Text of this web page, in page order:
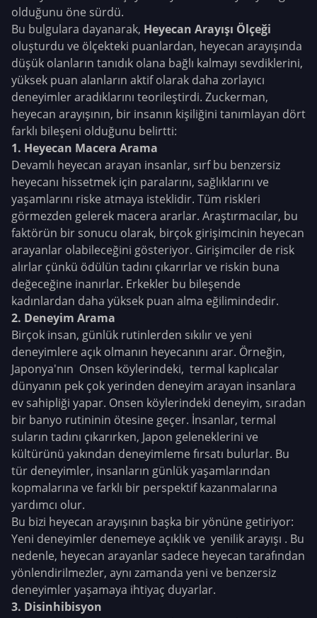
olduğunu öne sürdü.
Bu bulgulara dayanarak, Heyecan Arayışı Ölçeği
oluşturdu ve ölçekteki puanlardan, heyecan arayışında
düşük olanların tanıdık olana bağlı kalmayı sevdiklerini,
yüksek puan alanların aktif olarak daha zorlayıcı
deneyimler aradıklarını teorileştirdi. Zuckerman,
heyecan arayışının, bir insanın kişiliğini tanımlayan dört
farklı bileşeni olduğunu belirtti:
1. Heyecan Macera Arama
Devamlı heyecan arayan insanlar, sırf bu benzersiz
heyecanı hissetmek için paralarını, sağlıklarını ve
yaşamlarını riske atmaya isteklidir. Tüm riskleri
görmezden gelerek macera ararlar. Araştırmacılar, bu
faktörün bir sonucu olarak, birçok girişimcinin heyecan
arayanlar olabileceğini gösteriyor. Girişimciler de risk
alırlar çünkü ödülün tadını çıkarırlar ve riskin buna
değeceğine inanırlar. Erkekler bu bileşende
kadınlardan daha yüksek puan alma eğilimindedir.
2. Deneyim Arama
Birçok insan, günlük rutinlerden sıkılır ve yeni
deneyimlere açık olmanın heyecanını arar. Örneğin,
Japonya'nın Onsen köylerindeki, termal kaplıcalar
dünyanın pek çok yerinden deneyim arayan insanlara
ev sahipliği yapar. Onsen köylerindeki deneyim, sıradan
bir banyo rutininin ötesine geçer. İnsanlar, termal
suların tadını çıkarırken, Japon geleneklerini ve
kültürünü yakından deneyimleme fırsatı bulurlar. Bu
tür deneyimler, insanların günlük yaşamlarından
kopmalarına ve farklı bir perspektif kazanmalarına
yardımcı olur.
Bu bizi heyecan arayışının başka bir yönüne getiriyor:
Yeni deneyimler denemeye açıklık ve yenilik arayışı . Bu
nedenle, heyecan arayanlar sadece heyecan tarafından
yönlendirilmezler, aynı zamanda yeni ve benzersiz
deneyimler yaşamaya ihtiyaç duyarlar.
3. Disinhibisyon